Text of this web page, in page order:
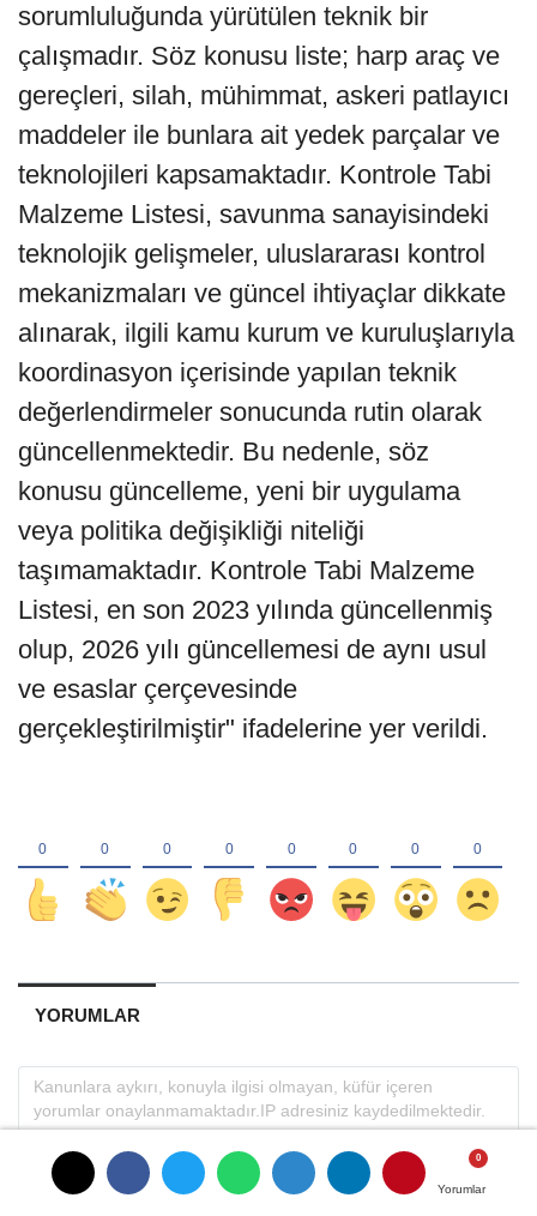
Yorumlar
Yorumlar
sorumluluğunda yürütülen teknik bir
çalışmadır. Söz konusu liste; harp araç ve
gereçleri, silah, mühimmat, askeri patlayıcı
maddeler ile bunlara ait yedek parçalar ve
teknolojileri kapsamaktadır. Kontrole Tabi
Malzeme Listesi, savunma sanayisindeki
teknolojik gelişmeler, uluslararası kontrol
mekanizmaları ve güncel ihtiyaçlar dikkate
alınarak, ilgili kamu kurum ve kuruluşlarıyla
koordinasyon içerisinde yapılan teknik
değerlendirmeler sonucunda rutin olarak
güncellenmektedir. Bu nedenle, söz
konusu güncelleme, yeni bir uygulama
veya politika değişikliği niteliği
taşımamaktadır. Kontrole Tabi Malzeme
Listesi, en son 2023 yılında güncellenmiş
olup, 2026 yılı güncellemesi de aynı usul
ve esaslar çerçevesinde
gerçekleştirilmiştir" ifadelerine yer verildi.
YORUMLAR